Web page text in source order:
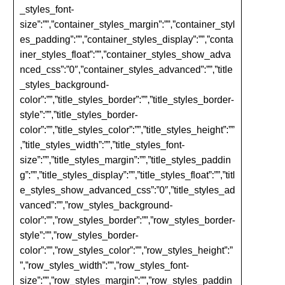
_styles_font-
size”:””,”container_styles_margin”:””,”container_styl
es_padding”:””,”container_styles_display”:””,”conta
iner_styles_float”:””,”container_styles_show_adva
nced_css”:”0″,”container_styles_advanced”:””,”title
_styles_background-
color”:””,”title_styles_border”:””,”title_styles_border-
style”:””,”title_styles_border-
color”:””,”title_styles_color”:””,”title_styles_height”:””
,”title_styles_width”:””,”title_styles_font-
size”:””,”title_styles_margin”:””,”title_styles_paddin
g”:””,”title_styles_display”:””,”title_styles_float”:””,”titl
e_styles_show_advanced_css”:”0″,”title_styles_ad
vanced”:””,”row_styles_background-
color”:””,”row_styles_border”:””,”row_styles_border-
style”:””,”row_styles_border-
color”:””,”row_styles_color”:””,”row_styles_height”:”
”,”row_styles_width”:””,”row_styles_font-
size”:””,”row_styles_margin”:””,”row_styles_paddin